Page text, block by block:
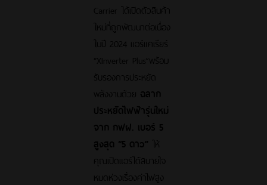
Carrier ได้เปิดตัวสินค้า
ใหม่ที่ถูกพัฒนาต่อเนื่อง
ในปี 2024 แอร์แคเรียร์
“XInverter Plus”พร้อม
รับรองการประหยัด
พลังงานด้วย ฉลาก
ประหยัดไฟฟ้ารุ่นใหม่
จาก กฟฝ. เบอร์ 5
สูงสุด “5 ดาว” ให้
คุณเปิดแอร์ได้สบายใจ
หมดห่วงเรื่องค่าไฟสูง